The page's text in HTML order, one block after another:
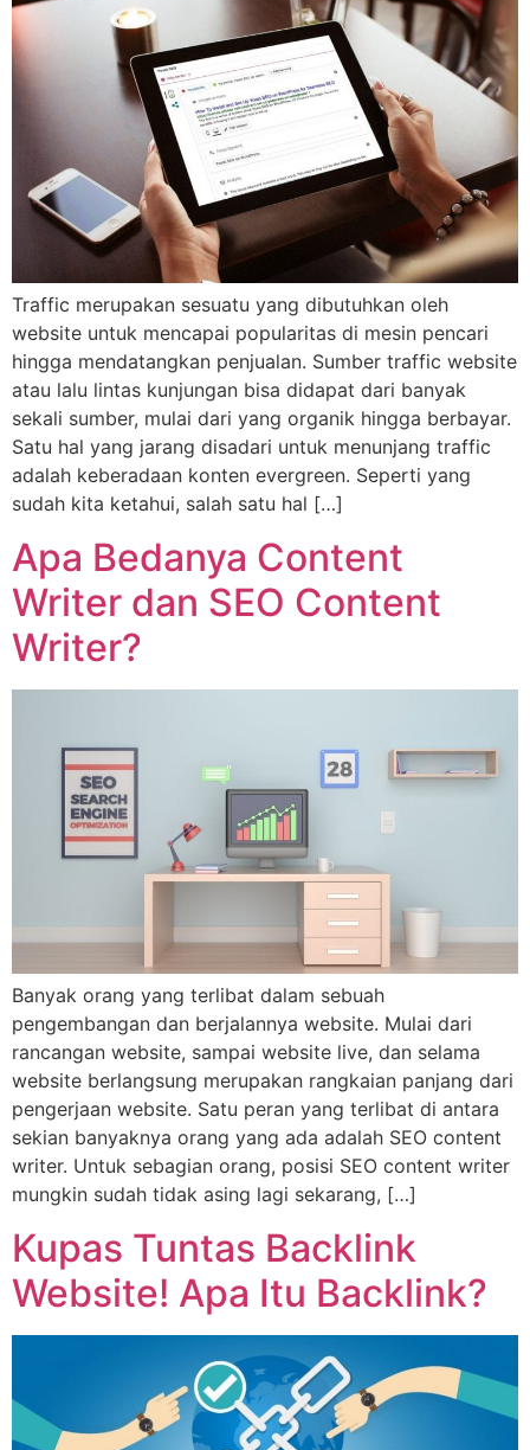
Traffic merupakan sesuatu yang dibutuhkan oleh
website untuk mencapai popularitas di mesin pencari
hingga mendatangkan penjualan. Sumber traffic website
atau lalu lintas kunjungan bisa didapat dari banyak
sekali sumber, mulai dari yang organik hingga berbayar.
Satu hal yang jarang disadari untuk menunjang traffic
adalah keberadaan konten evergreen. Seperti yang
sudah kita ketahui, salah satu hal […]
Apa Bedanya Content
Writer dan SEO Content
Writer?
Banyak orang yang terlibat dalam sebuah
pengembangan dan berjalannya website. Mulai dari
rancangan website, sampai website live, dan selama
website berlangsung merupakan rangkaian panjang dari
pengerjaan website. Satu peran yang terlibat di antara
sekian banyaknya orang yang ada adalah SEO content
writer. Untuk sebagian orang, posisi SEO content writer
mungkin sudah tidak asing lagi sekarang, […]
Kupas Tuntas Backlink
Website! Apa Itu Backlink?